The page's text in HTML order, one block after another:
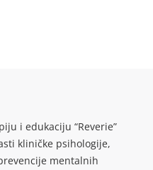
i edukaciju “Reverie”
kliničke psihologije,
mentalnih